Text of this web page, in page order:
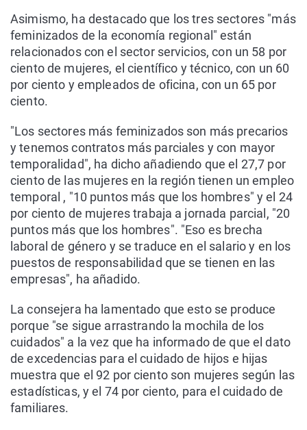
Asimismo, ha destacado que los tres sectores "más
feminizados de la economía regional" están
relacionados con el sector servicios, con un 58 por
ciento de mujeres, el científico y técnico, con un 60
por ciento y empleados de oficina, con un 65 por
ciento.
"Los sectores más feminizados son más precarios
y tenemos contratos más parciales y con mayor
temporalidad", ha dicho añadiendo que el 27,7 por
ciento de las mujeres en la región tienen un empleo
temporal , "10 puntos más que los hombres" y el 24
por ciento de mujeres trabaja a jornada parcial, "20
puntos más que los hombres". "Eso es brecha
laboral de género y se traduce en el salario y en los
puestos de responsabilidad que se tienen en las
empresas", ha añadido.
La consejera ha lamentado que esto se produce
porque "se sigue arrastrando la mochila de los
cuidados" a la vez que ha informado de que el dato
de excedencias para el cuidado de hijos e hijas
muestra que el 92 por ciento son mujeres según las
estadísticas, y el 74 por ciento, para el cuidado de
familiares.